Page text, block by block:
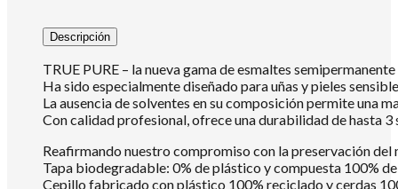
Descripción
TRUE PURE – la nueva gama de esmaltes
Ha sido especialmente diseñado para uñas y pieles
La ausencia de solventes en su composición permite una
Con calidad profesional, ofrece una durabilidad de hasta
Reafirmando nuestro compromiso con la preservación del
Tapa biodegradable: 0% de plástico y compuesta 100%
Cepillo fabricado con plástico 100% reciclado y cerdas